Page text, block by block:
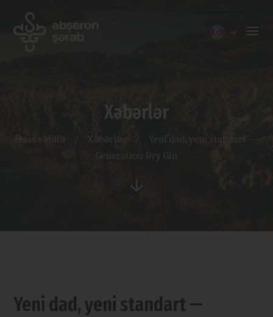
Xəbərlər
Əsas səhifə / Xəbərlər /
Yeni dad, yeni standart —
Generation Dry Gin
Yeni dad, yeni standart —